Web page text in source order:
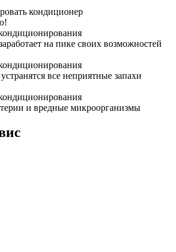
кондиционер
на пике своих возможностей
все неприятные запахи
и вредные микроорганизмы